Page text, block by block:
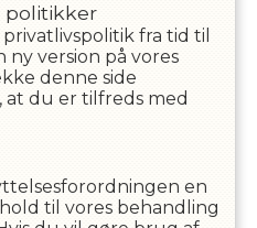
fra tid til
version på vores
denne side
at du er tilfreds med
en
til vores behandling